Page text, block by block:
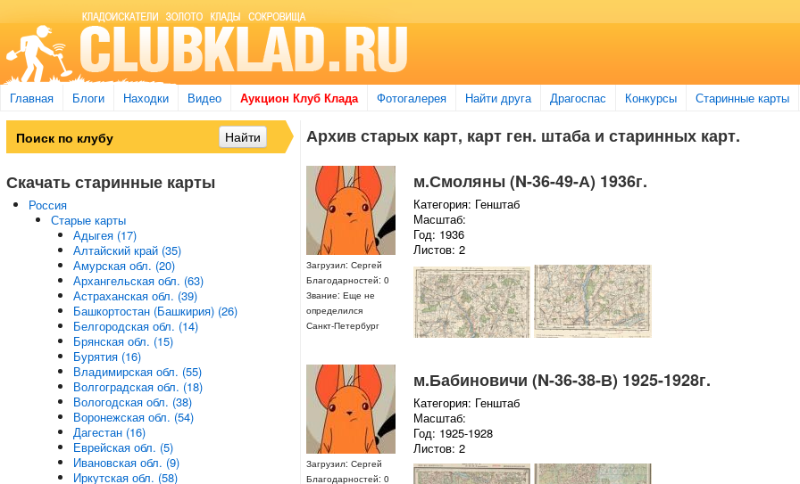
Главная Блоги Находки Видео Аукцион Клуб Клада Фотогалерея Найти друга Драгоспас Конкурсы Старинные карты
Архив старых карт, карт ген. штаба и старинных карт.
Загрузил: Сергей
Благодарностей: 0
Звание: Еще не
определился
Санкт-Петербург
м.Смоляны (N-36-49-А) 1936г.
Категория: Генштаб
Масштаб:
Год: 1936
Листов: 2
Загрузил: Сергей
Благодарностей: 0
м.Бабиновичи (N-36-38-В) 1925-1928г.
Категория: Генштаб
Масштаб:
Год: 1925-1928
Листов: 2
Скачать старинные карты
Россия
Старые карты
Адыгея (17)
Алтайский край (35)
Амурская обл. (20)
Архангельская обл. (63)
Астраханская обл. (39)
Башкортостан (Башкирия) (26)
Белгородская обл. (14)
Брянская обл. (15)
Бурятия (16)
Владимирская обл. (55)
Волгоградская обл. (18)
Вологодская обл. (38)
Воронежская обл. (54)
Дагестан (16)
Еврейская обл. (5)
Ивановская обл. (9)
Иркутская обл. (58)